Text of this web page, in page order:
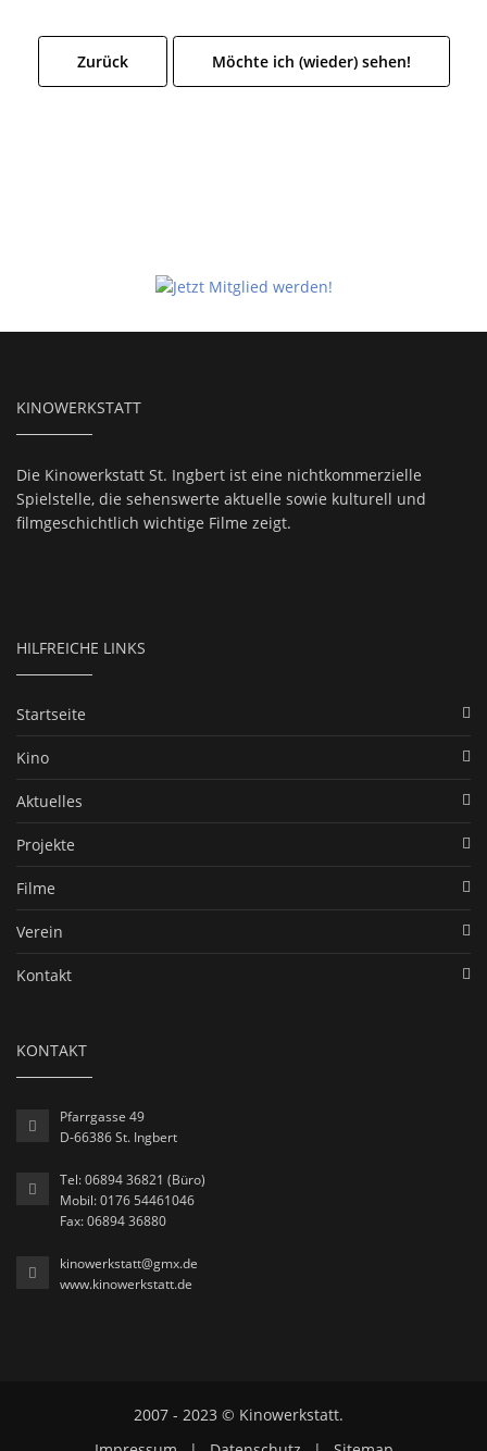
Zurück Möchte ich (wieder) sehen!
KINOWERKSTATT
Die Kinowerkstatt St. Ingbert ist eine nichtkommerzielle
Spielstelle, die sehenswerte aktuelle sowie kulturell und
filmgeschichtlich wichtige Filme zeigt.
HILFREICHE LINKS
Startseite
Kino
Aktuelles
Projekte
Filme
Verein
Kontakt
KONTAKT
Pfarrgasse 49
D-66386 St. Ingbert
Tel: 06894 36821 (Büro)
Mobil: 0176 54461046
Fax: 06894 36880
kinowerkstatt@gmx.de
www.kinowerkstatt.de
2007 - 2023 © Kinowerkstatt.